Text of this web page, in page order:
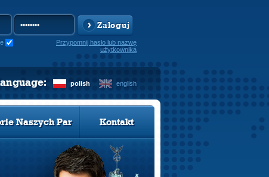
Zaloguj
Przypomnij hasło lub nazwę
użytkownika
polish english
Naszych Par Kontakt